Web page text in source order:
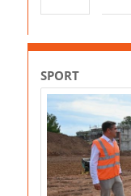
SPORT